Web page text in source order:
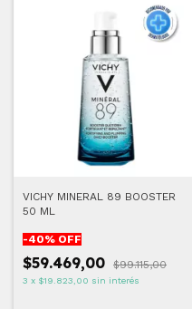
VICHY MINERAL 89 BOOSTER
50 ML
-40% OFF
$59.469,00 $99.115,00
3 x $19.823,00 sin interés